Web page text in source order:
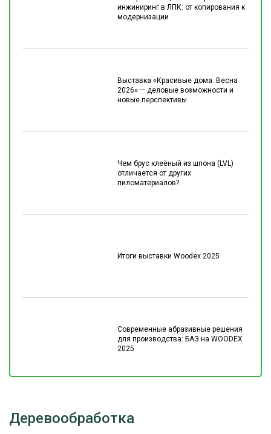
инжиниринг в ЛПК: от копирования к
модернизации
Выставка «Красивые дома. Весна
2026» — деловые возможности и
новые перспективы
Чем брус клеёный из шпона (LVL)
отличается от других
пиломатериалов?
Итоги выставки Woodex 2025
Современные абразивные решения
для производства: БАЗ на WOODEX
2025
Деревообработка